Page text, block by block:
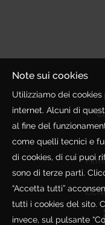
Note sui cookies
Utilizziamo dei
internet. Alcuni di
al fine del
come quelli tecnici e
di cookies, di cui puoi
sono di terze parti.
“Accetta tutti”
tutti i cookies del sito.
invece, sul pulsante